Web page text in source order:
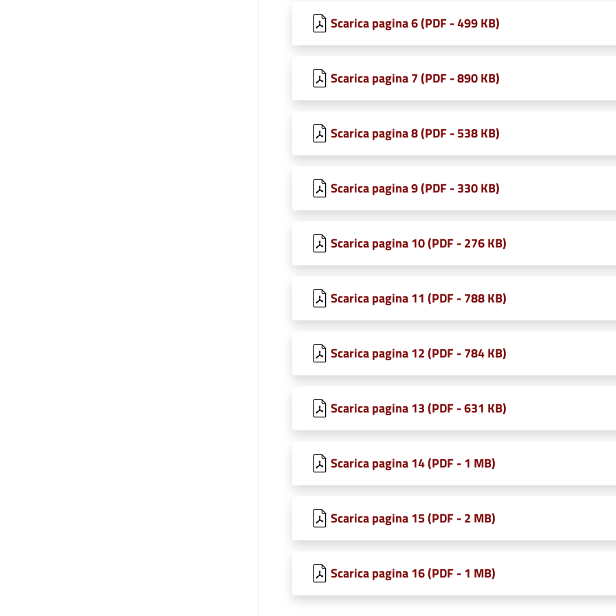
Scarica pagina 6 (PDF - 499 KB)
Scarica pagina 7 (PDF - 890 KB)
Scarica pagina 8 (PDF - 538 KB)
Scarica pagina 9 (PDF - 330 KB)
Scarica pagina 10 (PDF - 276 KB)
Scarica pagina 11 (PDF - 788 KB)
Scarica pagina 12 (PDF - 784 KB)
Scarica pagina 13 (PDF - 631 KB)
Scarica pagina 14 (PDF - 1 MB)
Scarica pagina 15 (PDF - 2 MB)
Scarica pagina 16 (PDF - 1 MB)